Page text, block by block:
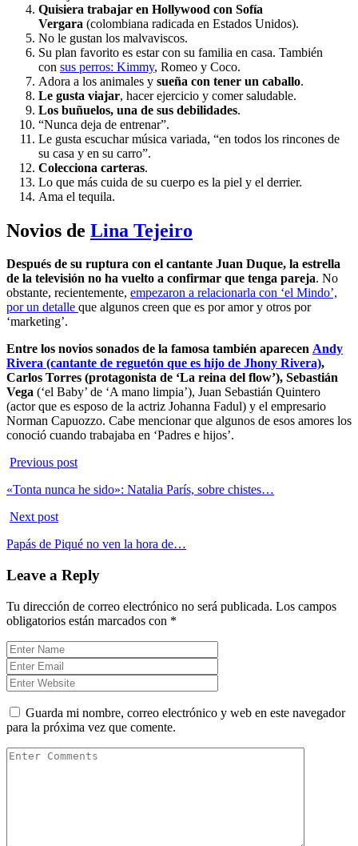
Quisiera trabajar en Hollywood con Sofía
Vergara (colombiana radicada en Estados Unidos).
No le gustan los malvaviscos.
Su plan favorito es estar con su familia en casa. También
con sus perros: Kimmy, Romeo y Coco.
Adora a los animales y sueña con tener un caballo.
Le gusta viajar, hacer ejercicio y comer saludable.
Los buñuelos, una de sus debilidades.
“Nunca deja de entrenar”.
Le gusta escuchar música variada, “en todos los rincones de
su casa y en su carro”.
Colecciona carteras.
Lo que más cuida de su cuerpo es la piel y el derrier.
Ama el tequila.
Novios de Lina Tejeiro
Después de su ruptura con el cantante Juan Duque, la estrella
de la televisión no ha vuelto a confirmar que tenga pareja. No
obstante, recientemente, empezaron a relacionarla con ‘el Mindo’,
por un detalle que algunos creen que es por amor y otros por
‘marketing’.
Entre los novios sonados de la famosa también aparecen Andy
Rivera (cantante de reguetón que es hijo de Jhony Rivera),
Carlos Torres (protagonista de ‘La reina del flow’), Sebastián
Vega (‘el Baby’ de ‘A mano limpia’), Juan Sebastián Quintero
(actor que es esposo de la actriz Johanna Fadul) y el empresario
Norman Capuozzo. Cabe mencionar que algunos de esos amores los
conoció cuando trabajaba en ‘Padres e hijos’.
Previous post
«Tonta nunca he sido»: Natalia París, sobre chistes…
Next post
Papás de Piqué no ven la hora de…
Leave a Reply
Tu dirección de correo electrónico no será publicada. Los campos
obligatorios están marcados con *
Guarda mi nombre, correo electrónico y web en este navegador
para la próxima vez que comente.